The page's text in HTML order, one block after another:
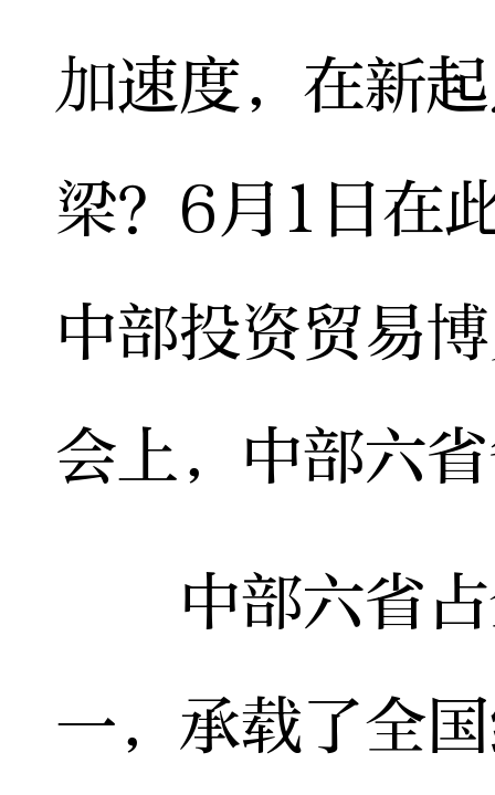
加速度，在新
梁？6月1日在
中部投资贸易
会上，中部六
中部六省占
一，承载了全